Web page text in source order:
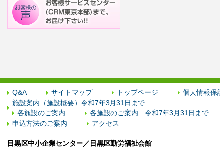
Q&A サイトマップ トップページ
個人情報保
施設案内（施設概要）令和7年3月31日まで
各施設のご案内
各施設のご案内 令和7年3月31日まで
申込方法のご案内
アクセス
目黒区中小企業センター／目黒区勤労福祉会館